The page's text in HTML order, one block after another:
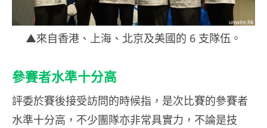
▲來自香港、上海、北京及美國的 6 支隊伍。
參賽者水準十分高
評委於賽後接受訪問的時候指，是次比賽的參賽者
水準十分高，不少團隊亦非常具實力，不論是技